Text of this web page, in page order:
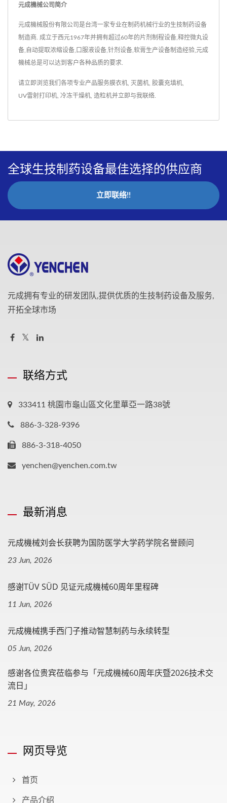
元成機械公司简介
元成機械股份有限公司是台湾一家专业在制药机械行业的生技制药设备
制造商. 成立于西元1967年并拥有超过60年的片剂制程设备,释控微丸设
备,自动提取浓缩设备,口服液设备,针剂设备,软膏生产设备制造经验,元成
機械总是可以达到客户各种品质的要求.
请立即浏览我们各项专业产品服务膜衣机 灭菌机 胶囊充填机
UV雷射打印机 冷冻干燥机 造粒机并立即与我联络
全球生技制药设备最佳选择的供应商
立即联络!!
元成拥有专业的研发团队,提供优质的生技制药设备及服务,
开拓全球市场
联络方式
333411 桃園市龜山區文化里華亞一路38號
886-3-328-9396
886-3-318-4050
yenchen@yenchen.com.tw
最新消息
元成機械刘会长获聘为国防医学大学药学院名誉顾问
23 Jun, 2026
感谢TÜV SÜD 见证元成機械60周年里程碑
11 Jun, 2026
元成機械携手西门子推动智慧制药与永续转型
05 Jun, 2026
感谢各位贵宾莅临参与「元成機械60周年庆暨2026技术交
流日」
21 May, 2026
网页导览
首页
产品介绍